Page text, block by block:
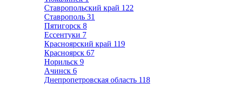
Ставропольский край 122
Ставрополь 31
Пятигорск 8
Ессентуки 7
Красноярский край 119
Красноярск 67
Норильск 9
Ачинск 6
Днепропетровская область 118